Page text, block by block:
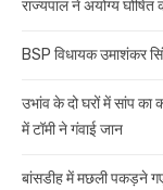
राज्यपाल ने अयोग्य घोषित
BSP विधायक उमाशंकर
उभांव के दो घरों में सांप का
में टॉमी ने गंवाई जान
बांसडीह में मछली पकड़ने